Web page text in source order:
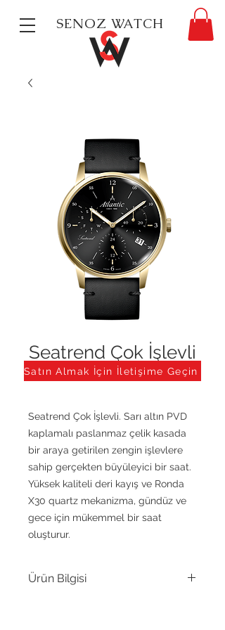
SENOZ WATCH
Seatrend Çok İşlevli
Altın PVD
Seatrend Çok İşlevli. Sarı altın PVD
kaplamalı paslanmaz çelik kasada
bir araya getirilen zengin işlevlere
sahip gerçekten büyüleyici bir saat.
Yüksek kaliteli deri kayış ve Ronda
X30 quartz mekanizma, gündüz ve
gece için mükemmel bir saat
oluşturur.
Ürün Bilgisi
Satın Almak İçin İletişime Geçin